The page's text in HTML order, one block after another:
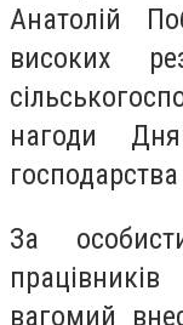
Анатолій
високих
нагоди Дня
За
вагомий